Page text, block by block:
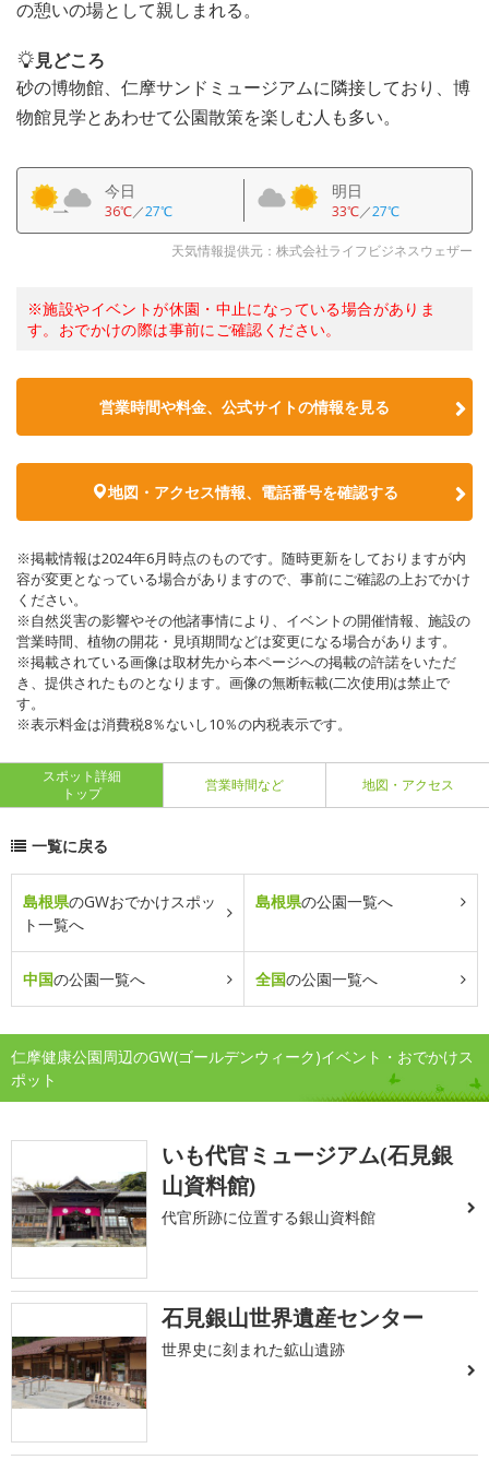
の憩いの場として親しまれる。
見どころ
砂の博物館、仁摩サンドミュージアムに隣接しており、博
物館見学とあわせて公園散策を楽しむ人も多い。
今日
36℃／27℃
明日
33℃／27℃
天気情報提供元：株式会社ライフビジネスウェザー
※施設やイベントが休園・中止になっている場合がありま
す。おでかけの際は事前にご確認ください。
営業時間や料金、公式サイトの情報を見る
地図・アクセス情報、電話番号を確認する
※掲載情報は2024年6月時点のものです。随時更新をしておりますが内
容が変更となっている場合がありますので、事前にご確認の上おでかけ
ください。
※自然災害の影響やその他諸事情により、イベントの開催情報、施設の
営業時間、植物の開花・見頃期間などは変更になる場合があります。
※掲載されている画像は取材先から本ページへの掲載の許諾をいただ
き、提供されたものとなります。画像の無断転載(二次使用)は禁止で
す。
※表示料金は消費税8％ないし10％の内税表示です。
スポット詳細
トップ
営業時間など 地図・アクセス
一覧に戻る
島根県のGWおでかけスポッ
ト一覧へ
島根県の公園一覧へ
中国の公園一覧へ 全国の公園一覧へ
仁摩健康公園周辺のGW(ゴールデンウィーク)イベント・おでかけス
ポット
いも代官ミュージアム(石見銀
山資料館)
代官所跡に位置する銀山資料館
石見銀山世界遺産センター
世界史に刻まれた鉱山遺跡